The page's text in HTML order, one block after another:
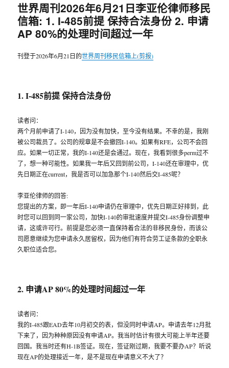
世界周刊2026年6月21日李亚伦律师移民
信箱: 1. I-485前提 保持合法身份 2. 申请
AP 80%的处理时间超过一年
刊登于2026年6月21日的世界周刊移民信箱上(剪报)
1. I-485前提 保持合法身份
读者问：
两个月前申请了I-140，因为没有加快，至今没有结果。不幸的是，我刚
被公司裁员了。公司的规章是不会撤回I-140。如果有RFE，公司不会回
应。如果一切正常，我的I-140还是会通过。现在，我看到很多perm过不
了，想一种可能性。如果我一年后又回到前公司，I-140还在审理中，优
先日期正在current，我是否可以加急那个I-140然后交I-485呢？
李亚伦律师的回答:
您提出的方案，即一年后I-140申请仍在审理中，优先日期正好排到，此
时您可以回到同一家公司，加快I-140的审批速度并提交I-485身份调整申
请，这或许可行。前提是您必须一直保持着合法的非移民身份，而该公
司愿意继续为您申请永久居留权，因为他们有符合劳工证条款的全职永
久职位适合您。
2. 申请AP 80%的处理时间超过一年
读者问：
我的I-485跟EAD去年10月初交的表，但没同时申请AP。申请去年12月批
下来了，因为种种原因没有申请AP。我当时估计有很大可能上半年还要
回国。我当时还有H-1B签证。现在，签证刚过期，我要不要办AP？听说
现在AP的处理接近一年，是不是现在申请意义不大了？